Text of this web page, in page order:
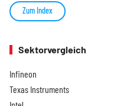
Zum Index
Sektorvergleich
Infineon
Texas Instruments